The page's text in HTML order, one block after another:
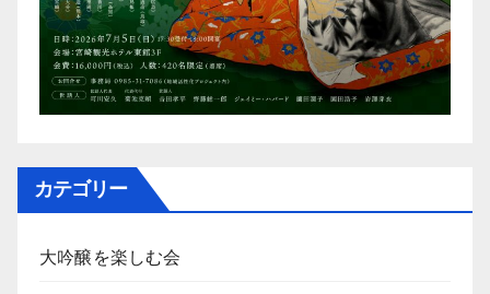
カテゴリー
大吟醸を楽しむ会